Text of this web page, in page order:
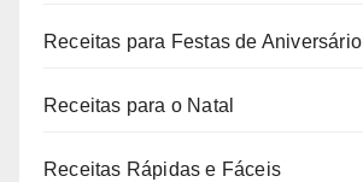
Receitas para Festas de Aniversário
Receitas para o Natal
Receitas Rápidas e Fáceis